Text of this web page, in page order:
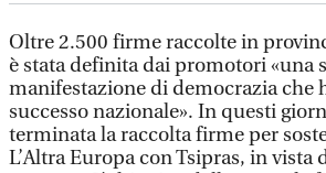
Oltre 2.500 firme raccolte in
è stata definita dai promotori «una
manifestazione di democrazia che
successo nazionale». In questi
terminata la raccolta firme per
L’Altra Europa con Tsipras, in vista